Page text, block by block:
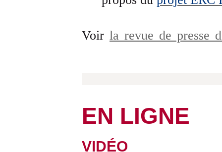
Voir la revue de presse
EN LIGNE
VIDÉO